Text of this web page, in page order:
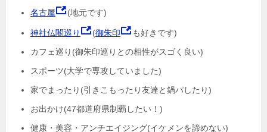
名古屋 (地元です)
神社仏閣巡り (御朱印
も好きです)
カフェ巡り(御朱印巡りとの相性がスゴく良い)
スポーツ(大学で専攻していました)
家でまったり(引きこもったり友達と鍋パしたり)
お出かけ(47都道府県制覇したい！)
健康・美容・アンチエイジング(イケメンを諦めない)